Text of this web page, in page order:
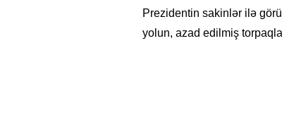
Prezidentin sakinlər ilə
yolun, azad edilmiş